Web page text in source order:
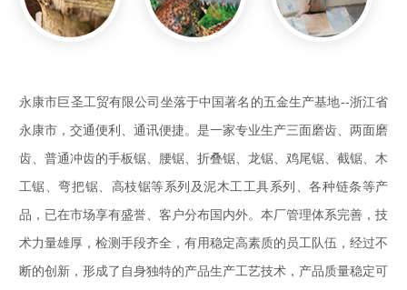
永康市巨圣工贸有限公司坐落于中国著名的五金生产基地--浙江省
永康市，交通便利、通讯便捷。是一家专业生产三面磨齿、两面磨
齿、普通冲齿的手板锯、腰锯、折叠锯、龙锯、鸡尾锯、截锯、木
工锯、弯把锯、高枝锯等系列及泥木工工具系列、各种链条等产
品，已在市场享有盛誉、客户分布国内外。本厂管理体系完善，技
术力量雄厚，检测手段齐全，有用稳定高素质的员工队伍，经过不
断的创新，形成了自身独特的产品生产工艺技术，产品质量稳定可